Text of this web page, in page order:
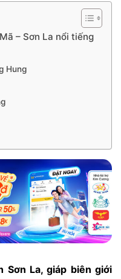
– Sơn La nổi tiếng
Hung
Sơn La, giáp biên giới